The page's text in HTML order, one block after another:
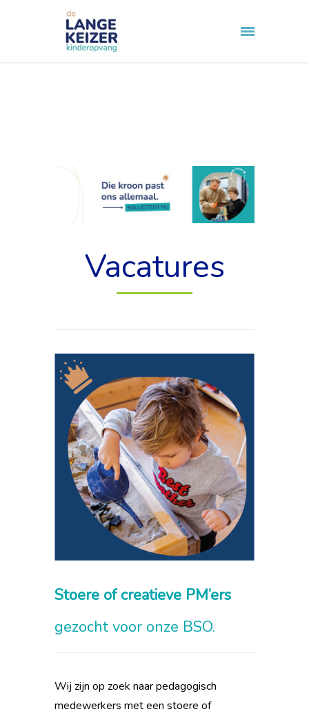
Vacatures
Stoere ofcreatieve PM’ers
gezocht voor onze BSO.
Wij zijn op zoek naar pedagogisch
medewerkers met een stoere of